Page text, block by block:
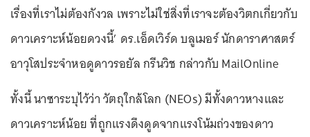
เรื่องที่เราไม่ต้องกังวล เพราะไม่ใช่สิ่งที่เราจะต้องวิตกเกี่ยวกับ
ดาวเคราะห์น้อยดวงนี้’ ดร.เอ็ดเวิร์ด บลูเมอร์ นักดาราศาสตร์
อาวุโสประจำหอดูดาวรอยัล กรีนวิช กล่าวกับ MailOnline
ทั้งนี้ นาซาระบุไว้ว่า วัตถุใกล้โลก (NEOs) มีทั้งดาวหางและ
ดาวเคราะห์น้อย ที่ถูกแรงดึงดูดจากแรงโน้มถ่วงของดาว